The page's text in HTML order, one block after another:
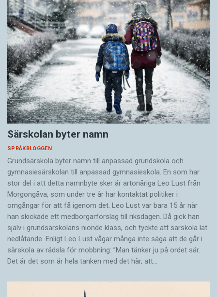
Särskolan byter namn
SPRÅKBLOGGEN
Grundsärskola byter namn till anpassad grundskola och
gymnasiesärskolan till anpassad gymnasieskola. En som har
stor del i att detta namnbyte sker är artonåriga Leo Lust från
Morgongåva, som under tre år har kontaktat politiker i
omgångar för att få igenom det. Leo Lust var bara 15 år när
han skickade ett medborgarförslag till riksdagen. Då gick han
själv i grundsärskolans nionde klass, och tyckte att särskola lät
nedlåtande. Enligt Leo Lust vågar många inte säga att de går i
särskola av rädsla för mobbning: ”Man tänker ju på ordet sär.
Det är det som är hela tanken med det här, att…